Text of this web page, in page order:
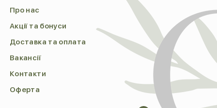
Про нас
Акції та бонуси
Доставка та оплата
Вакансії
Контакти
Оферта